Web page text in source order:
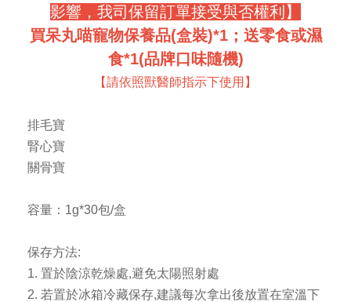
影響，我司保留訂單接受與否權利】
買呆丸喵寵物保養品(盒裝)*1；送零食或濕
食*1(品牌口味隨機)
【請依照獸醫師指示下使用】
排毛寶
腎心寶
關骨寶
容量：1g*30包/盒
保存方法:
1. 置於陰涼乾燥處,避免太陽照射處
2. 若置於冰箱冷藏保存,建議每次拿出後放置在室溫下